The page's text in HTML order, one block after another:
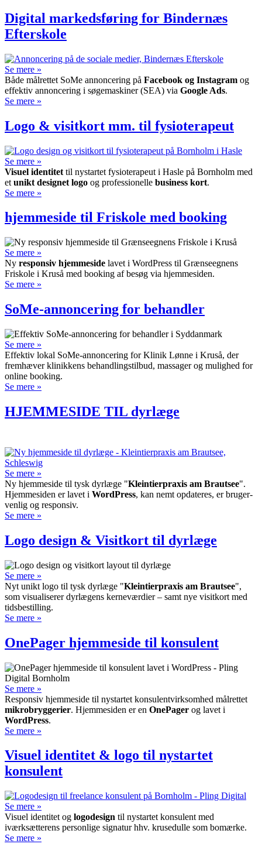
Digital markedsføring for Bindernæs
Efterskole
Se mere »
Både mål­rettet SoMe annon­cering på Face­book og Insta­gram og
effektiv annoncering i søgemaskine­r (SEA) via Google Ads.
Se mere »
Logo & visitkort mm. til fysioterapeut
Se mere »
Visuel identitet til nystartet fysioterapeut i Hasle på Bornholm med
et unikt designet logo og professionelle business kort.
Se mere »
hjemmeside til Friskole med booking
Se mere »
Ny responsiv hjemmeside lavet i WordPress til Grænseegnens
Friskole i Kruså med booking af besøg via hjemmesiden.
Se mere »
SoMe-annoncering for behandler
Se mere »
Effektiv lokal SoMe-annoncering for Klinik Lønne i Kruså, der
fremhæver klinikkens behandlingstilbud, massager og mulighed for
online booking.
Se mere »
HJEMMESIDE TIL dyrlæge
Se mere »
Ny hjemmeside til tysk dyr­læge "Klein­tier­praxis am Braut­see".
Hjemme­­siden er lavet i WordPress, kan nemt op­­dateres, er bruger­­
venlig og responsiv.
Se mere »
Logo design & Visitkort til dyrlæge
Se mere »
Nyt unikt logo til tysk dyr­læge "Klein­tier­praxis am Braut­see",
som visualiserer dyr­lægens kerne­værdier – samt nye visitkort med
tidsbestilling.
Se mere »
OnePager hjemmeside til konsulent
Se mere »
Responsiv hjemmeside til nystartet konsulent­virksomhed målrettet
mikro­bryggerier. Hjemme­siden er en OnePager og lavet i
WordPress.
Se mere »
Visuel identitet & logo til nystartet
konsulent
Se mere »
Visuel identitet og logodesign til nystartet konsulent med
iværksætterens personlige signatur hhv. krusedulle som bomærke.
Se mere »